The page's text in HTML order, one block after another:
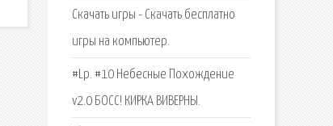
Скачать игры - Скачать бесплатно
игры на компьютер.
#Lp. #10 Небесныe Похождение
v2.0 БОСС! КИРКА ВИВЕРНЫ.